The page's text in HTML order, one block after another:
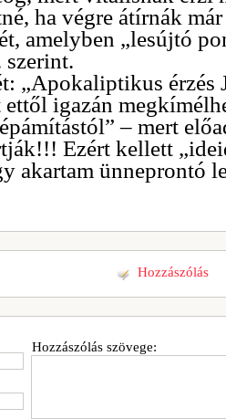
ha végre átírnák
amelyben „lesújtó
szerint.
„Apokaliptikus érzés
igazán
– mert
Ezért kellett
akartam ünneprontó
Hozzászólás
Hozzászólás szövege: